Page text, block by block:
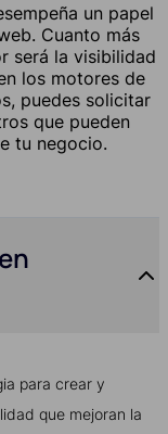
un papel
Cuanto más
será la visibilidad
los motores de
puedes solicitar
que pueden
tu negocio.
para crear y
que mejoran la